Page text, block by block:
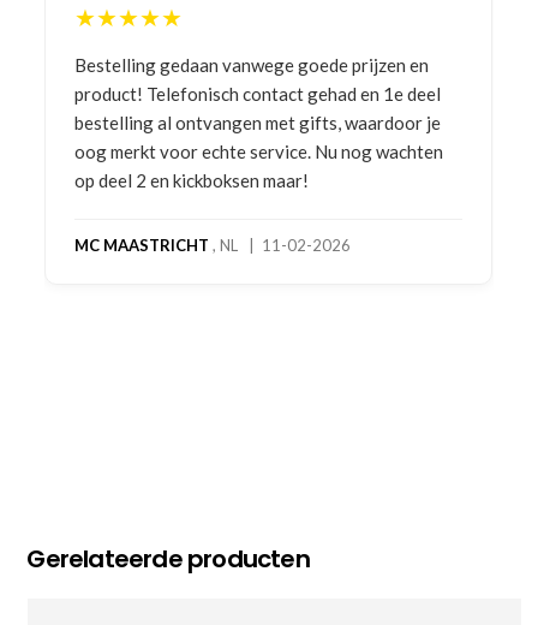
★★★★★
Bestelling gedaan vanwege goede prijzen en
product! Telefonisch contact gehad en 1e deel
bestelling al ontvangen met gifts, waardoor je
oog merkt voor echte service. Nu nog wachten
op deel 2 en kickboksen maar!
MC MAASTRICHT , NL | 11-02-2026
Gerelateerde producten